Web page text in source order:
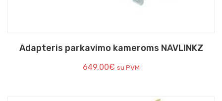
Adapteris parkavimo kameroms NAVLINKZ
649.00€ su PVM